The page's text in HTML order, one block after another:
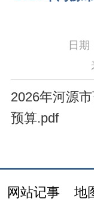
日期
2026年河源
预算.pdf
网站记事 地